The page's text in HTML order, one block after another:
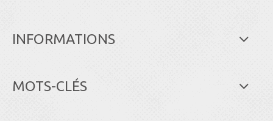
INFORMATIONS
MOTS-CLÉS